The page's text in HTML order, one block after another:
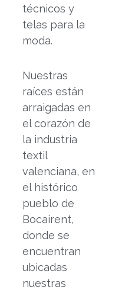
técnicos y
telas para la
moda.
Nuestras
raíces están
arraigadas en
el corazón de
la industria
textil
valenciana, en
el histórico
pueblo de
Bocairent,
donde se
encuentran
ubicadas
nuestras